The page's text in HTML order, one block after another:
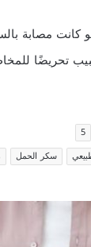
كانت مصابة
تحريضًا
5
سكر الحمل